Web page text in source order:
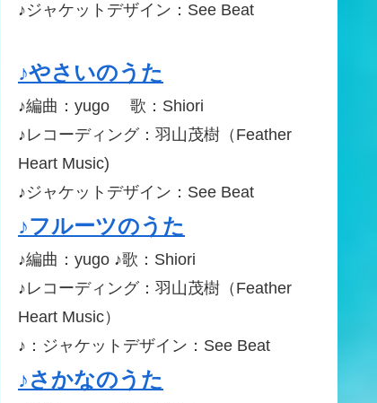
♪ジャケットデザイン：See Beat
♪やさいのうた
♪編曲：yugo 歌：Shiori
♪レコーディング：羽山茂樹（Feather
Heart Music)
♪ジャケットデザイン：See Beat
♪フルーツのうた
♪編曲：yugo ♪歌：Shiori
♪レコーディング：羽山茂樹（Feather
Heart Music）
♪：ジャケットデザイン：See Beat
♪さかなのうた